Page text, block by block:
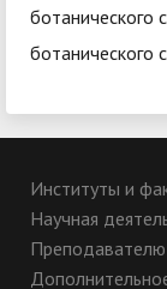
ботанического
ботанического
Институты и
Научная